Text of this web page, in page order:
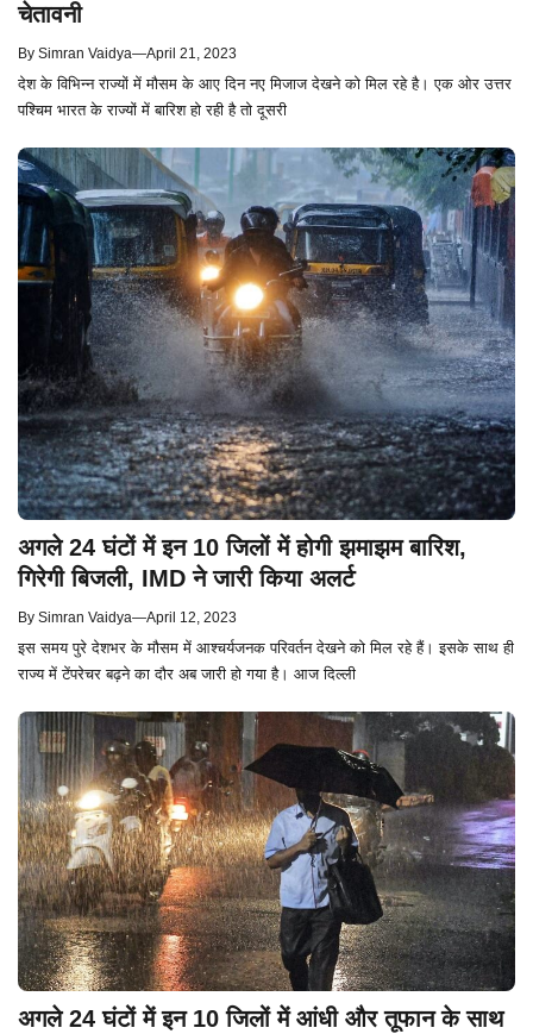
चेतावनी
By Simran Vaidya—April 21, 2023
देश के विभिन्न राज्यों में मौसम के आए दिन नए मिजाज देखने को मिल रहे है। एक ओर उत्तर
पश्चिम भारत के राज्यों में बारिश हो रही है तो दूसरी
अगले 24 घंटों में इन 10 जिलों में होगी झमाझम बारिश,
गिरेगी बिजली, IMD ने जारी किया अलर्ट
By Simran Vaidya—April 12, 2023
इस समय पुरे देशभर के मौसम में आश्चर्यजनक परिवर्तन देखने को मिल रहे हैं। इसके साथ ही
राज्य में टेंपरेचर बढ़ने का दौर अब जारी हो गया है। आज दिल्ली
अगले 24 घंटों में इन 10 जिलों में आंधी और तूफान के साथ